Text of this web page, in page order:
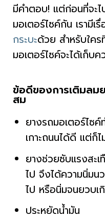
มีคำตอบ! แต่ก่อนที่จะไ
มอเตอร์ไซค์กัน เรามีเ
กระบะด้วย สำหรับใคร
มอเตอร์ไซค์จะได้เก็บ
ข้อดีของการเติมลมย
สม
ยางรถมอเตอร์ไซค์
เกาะถนนได้ดี แต่ก็
ยางช่วยซับแรงสะ
ไป จึงได้ความนิ่มน
ไป หรือนิ่มจนยวบเ
ประหยัดน้ำมัน